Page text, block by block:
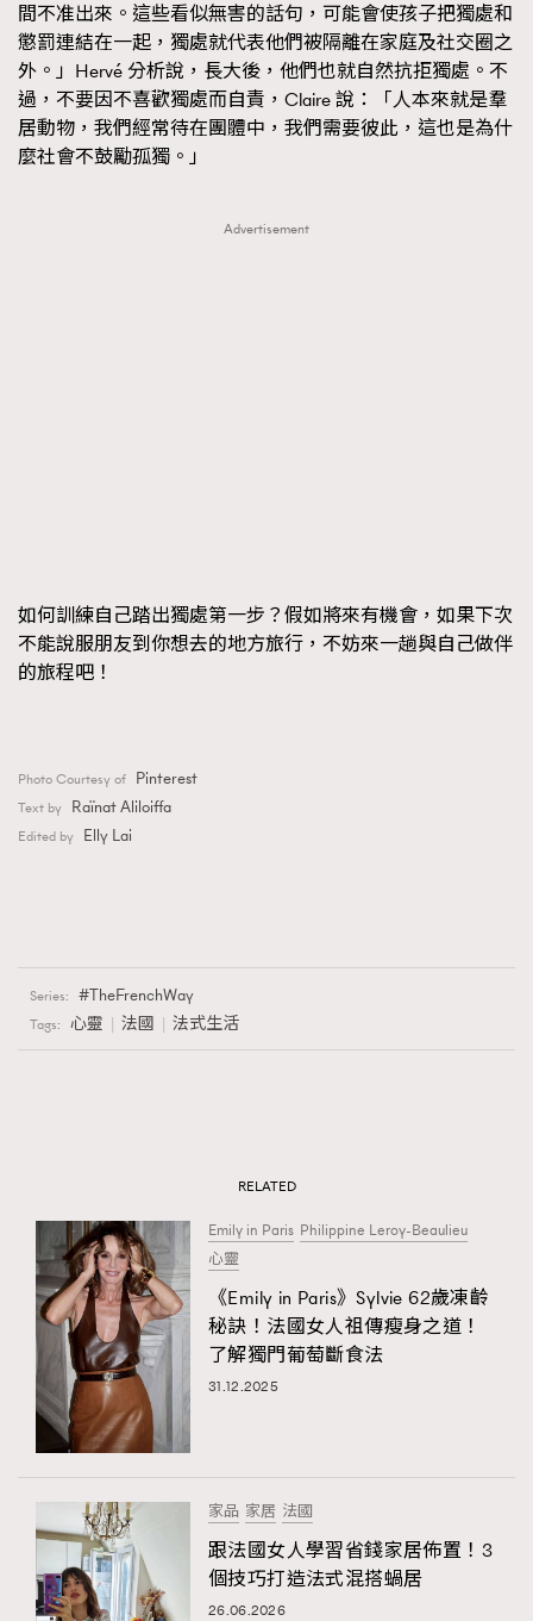
間不准出來。這些看似無害的話句，可能會使孩子把獨處和
懲罰連結在一起，獨處就代表他們被隔離在家庭及社交圈之
外。」Hervé 分析說，長大後，他們也就自然抗拒獨處。不
過，不要因不喜歡獨處而自責，Claire 說：「人本來就是羣
居動物，我們經常待在團體中，我們需要彼此，這也是為什
麼社會不鼓勵孤獨。」
Advertisement
如何訓練自己踏出獨處第一步？假如將來有機會，如果下次
不能說服朋友到你想去的地方旅行，不妨來一趟與自己做伴
的旅程吧！
Photo Courtesy of Pinterest
Text by Raïnat Aliloiffa
Edited by Elly Lai
Series: TheFrenchWay
Tags: 心靈 法國 法式生活
RELATED
Emily in Paris Philippine Leroy-Beaulieu
心靈
《Emily in Paris》Sylvie 62歲凍齡
秘訣！法國女人祖傳瘦身之道！
了解獨門葡萄斷食法
31.12.2025
家品 家居 法國
跟法國女人學習省錢家居佈置！3
個技巧打造法式混搭蝸居
26.06.2026